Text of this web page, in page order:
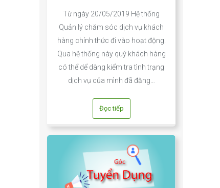
Từ ngày 20/05/2019 Hệ thống
Quản lý chăm sóc dịch vụ khách
hàng chính thức đi vào hoạt động.
Qua hệ thống này quý khách hàng
có thể dể dàng kiểm tra tình trạng
dịch vụ của mình đã đăng…
Đọc tiếp